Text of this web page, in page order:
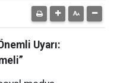
Uyarı: